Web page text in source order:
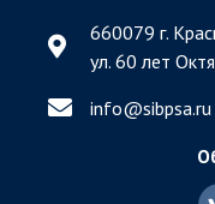
660079 г.
ул. 60 лет
info@sibpsa.ru